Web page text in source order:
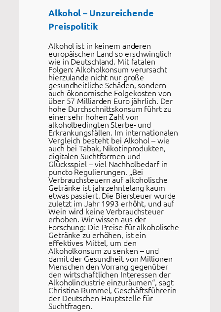
Alkohol – Unzureichende
Preispolitik
Alkohol ist in keinem anderen
europäischen Land so erschwinglich
wie in Deutschland. Mit fatalen
Folgen: Alkoholkonsum verursacht
hierzulande nicht nur große
gesundheitliche Schäden, sondern
auch ökonomische Folgekosten von
über 57 Milliarden Euro jährlich. Der
hohe Durchschnittskonsum führt zu
einer sehr hohen Zahl von
alkoholbedingten Sterbe- und
Erkrankungsfällen. Im internationalen
Vergleich besteht bei Alkohol – wie
auch bei Tabak, Nikotinprodukten,
digitalen Suchtformen und
Glücksspiel – viel Nachholbedarf in
puncto Regulierungen. „Bei
Verbrauchsteuern auf alkoholische
Getränke ist jahrzehntelang kaum
etwas passiert. Die Biersteuer wurde
zuletzt im Jahr 1993 erhöht, und auf
Wein wird keine Verbrauchsteuer
erhoben. Wir wissen aus der
Forschung: Die Preise für alkoholische
Getränke zu erhöhen, ist ein
effektives Mittel, um den
Alkoholkonsum zu senken – und
damit der Gesundheit von Millionen
Menschen den Vorrang gegenüber
den wirtschaftlichen Interessen der
Alkoholindustrie einzuräumen“, sagt
Christina Rummel, Geschäftsführerin
der Deutschen Hauptstelle für
Suchtfragen.